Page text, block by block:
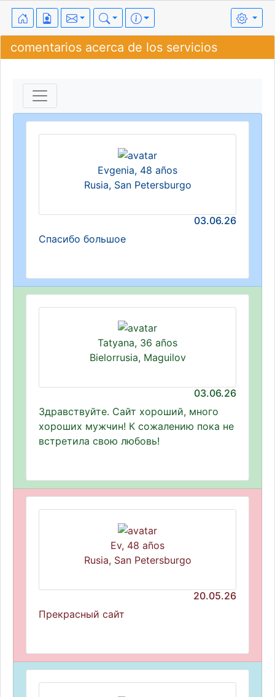
comentarios acerca de los servicios
Evgenia, 48 años
Rusia, San Petersburgo
03.06.26
Спасибо большое
Tatyana, 36 años
Bielorrusia, Maguilov
03.06.26
Здравствуйте. Сайт хороший, много
хороших мужчин! К сожалению пока не
встретила свою любовь!
Ev, 48 años
Rusia, San Petersburgo
20.05.26
Прекрасный сайт